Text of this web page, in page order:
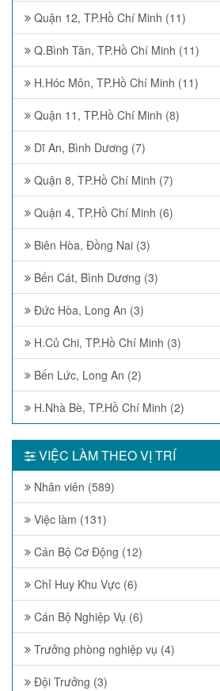
Quận 12, TP.Hồ Chí Minh (11)
Q.Bình Tân, TP.Hồ Chí Minh (11)
H.Hóc Môn, TP.Hồ Chí Minh (11)
Quận 11, TP.Hồ Chí Minh (8)
Dĩ An, Bình Dương (7)
Quận 8, TP.Hồ Chí Minh (7)
Quận 4, TP.Hồ Chí Minh (6)
Biên Hòa, Đồng Nai (3)
Bến Cát, Bình Dương (3)
Đức Hòa, Long An (3)
H.Củ Chi, TP.Hồ Chí Minh (3)
Bến Lức, Long An (2)
H.Nhà Bè, TP.Hồ Chí Minh (2)
VIỆC LÀM THEO VỊ TRÍ
Nhân viên (589)
Việc làm (131)
Cán Bộ Cơ Động (12)
Chỉ Huy Khu Vực (6)
Cán Bộ Nghiệp Vụ (6)
Trưởng phòng nghiệp vụ (4)
Đội Trưởng (3)